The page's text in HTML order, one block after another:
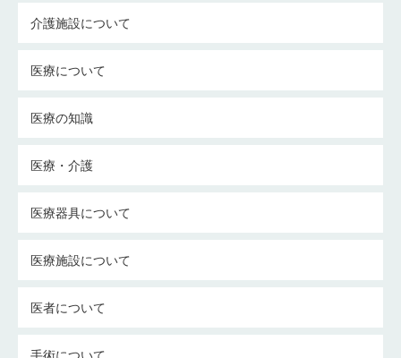
介護施設について
医療について
医療の知識
医療・介護
医療器具について
医療施設について
医者について
手術について